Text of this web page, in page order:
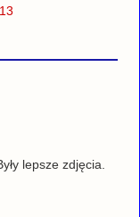
lepsze zdjęcia.